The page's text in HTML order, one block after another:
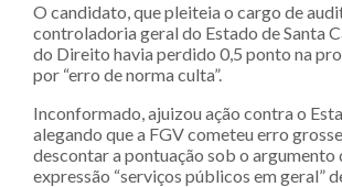
O candidato, que pleiteia o cargo de
controladoria geral do Estado de Santa
do Direito havia perdido 0,5 ponto na
por “erro de norma culta”.
Inconformado, ajuizou ação contra o
alegando que a FGV cometeu erro
descontar a pontuação sob o argumento
expressão “serviços públicos em geral”